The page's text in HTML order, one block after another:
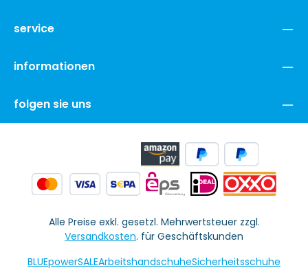
service
informationen
folgen sie uns
Alle Preise exkl. gesetzl. Mehrwertsteuer zzgl.
Versandkosten. für Geschäftskunden
BLUEpowerSALEArbeitshandschuheSicherheitsschuhe